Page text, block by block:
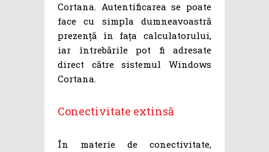
Cortana. Autentificarea se poate
face cu simpla dumneavoastră
prezență în fața calculatorului,
iar întrebările pot fi adresate
direct către sistemul Windows
Cortana.
Conectivitate extinsă
În materie de conectivitate,